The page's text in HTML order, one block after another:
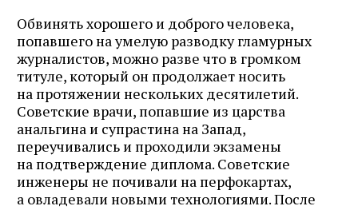
Обвинять хорошего и доброго человека,
попавшего на умелую разводку гламурных
журналистов, можно разве что в громком
титуле, который он продолжает носить
на протяжении нескольких десятилетий.
Советские врачи, попавшие из царства
анальгина и супрастина на Запад,
переучивались и проходили экзамены
на подтверждение диплома. Советские
инженеры не почивали на перфокартах,
а овладевали новыми технологиями. После